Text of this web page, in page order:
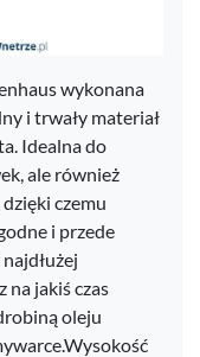
wykonana
i trwały materiał
Idealna do
ale również
czemu
i przede
na jakiś czas
oleju